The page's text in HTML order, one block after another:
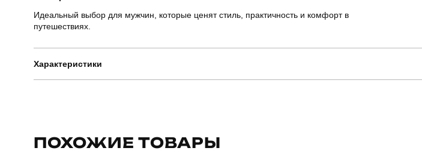
Идеальный выбор для мужчин, которые ценят стиль, практичность и комфорт в
путешествиях.
Характеристики
Сезон
ПОХОЖИЕ ТОВАРЫ